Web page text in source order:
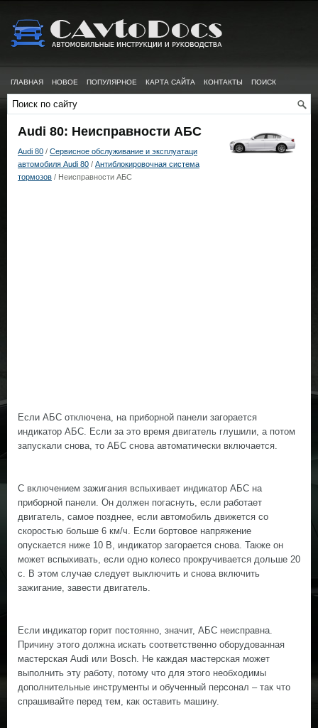
ГЛАВНАЯ НОВОЕ ПОПУЛЯРНОЕ КАРТА САЙТА КОНТАКТЫ ПОИСК
Audi 80: Неисправности АБС
Audi 80 / Сервисное обслуживание и эксплуатаци
автомобиля Audi 80 / Антиблокировочная система
тормозов / Неисправности АБС
Если АБС отключена, на приборной панели загорается
индикатор АБС. Если за это время двигатель глушили, а потом
запускали снова, то АБС снова автоматически включается.
С включением зажигания вспыхивает индикатор АБС на
приборной панели. Он должен погаснуть, если работает
двигатель, самое позднее, если автомобиль движется со
скоростью больше 6 км/ч. Если бортовое напряжение
опускается ниже 10 В, индикатор загорается снова. Также он
может вспыхивать, если одно колесо прокручивается дольше 20
с. В этом случае следует выключить и снова включить
зажигание, завести двигатель.
Если индикатор горит постоянно, значит, АБС неисправна.
Причину этого должна искать соответственно оборудованная
мастерская Audi или Bosch. Не каждая мастерская может
выполнить эту работу, потому что для этого необходимы
дополнительные инструменты и обученный персонал – так что
спрашивайте перед тем, как оставить машину.